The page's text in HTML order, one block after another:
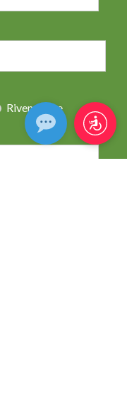
Rivenditore